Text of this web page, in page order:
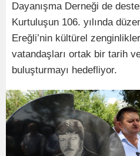
Dayanışma Derneği de
Kurtuluşun 106. yılında
Ereğli’nin kültürel
vatandaşları ortak bir tarih
buluşturmayı hedefliyor.